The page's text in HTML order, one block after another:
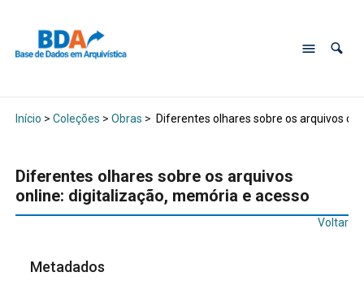
Início > Coleções > Obras > Diferentes olhares sobre os arquivos
Diferentes olhares sobre os arquivos
online: digitalização, memória e acesso
Voltar
Metadados